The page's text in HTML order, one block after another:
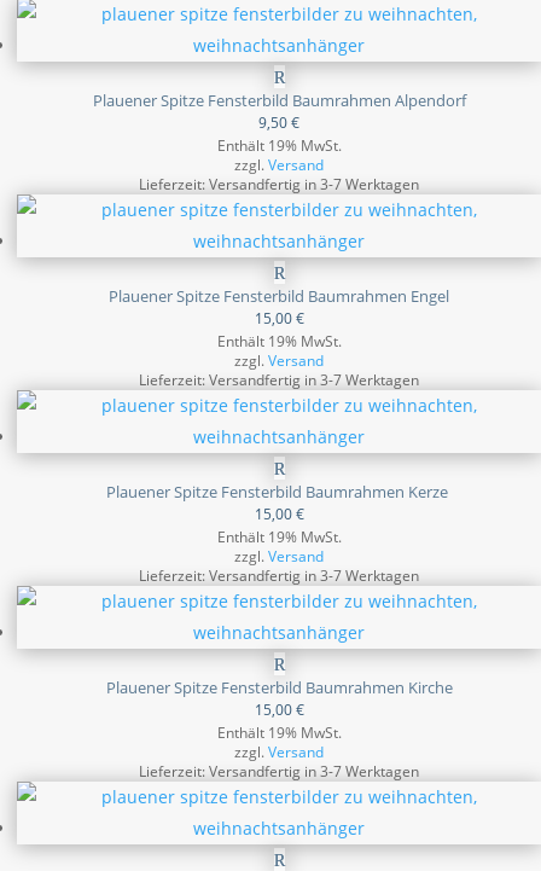
Plauener Spitze Fensterbild Baumrahmen Alpendorf
9,50€
Enthält 19% MwSt.
zzgl.Versand
Lieferzeit: Versandfertig in 3-7 Werktagen
Plauener Spitze Fensterbild Baumrahmen Engel
15,00€
Enthält 19% MwSt.
zzgl.Versand
Lieferzeit: Versandfertig in 3-7 Werktagen
Plauener Spitze Fensterbild Baumrahmen Kerze
15,00€
Enthält 19% MwSt.
zzgl.Versand
Lieferzeit: Versandfertig in 3-7 Werktagen
Plauener Spitze Fensterbild Baumrahmen Kirche
15,00€
Enthält 19% MwSt.
zzgl.Versand
Lieferzeit: Versandfertig in 3-7 Werktagen